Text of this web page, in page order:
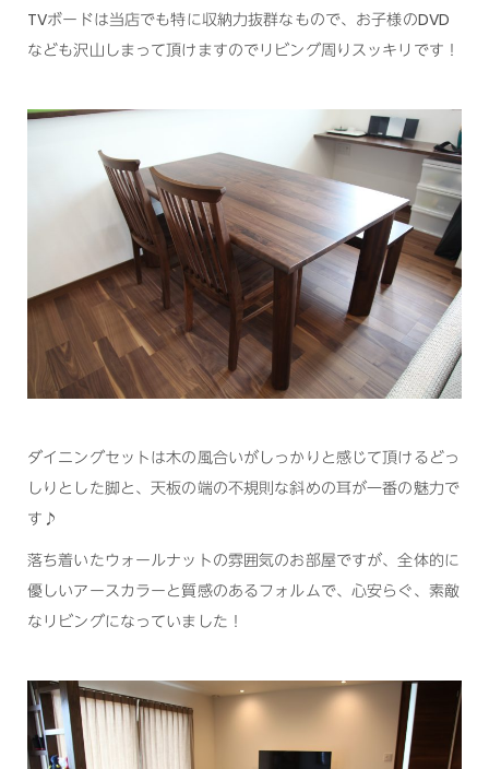
TVボードは当店でも特に収納力抜群なもので、お子様のDVD
なども沢山しまって頂けますのでリビング周りスッキリです！
ダイニングセットは木の風合いがしっかりと感じて頂けるどっ
しりとした脚と、天板の端の不規則な斜めの耳が一番の魅力で
す♪
落ち着いたウォールナットの雰囲気のお部屋ですが、全体的に
優しいアースカラーと質感のあるフォルムで、心安らぐ、素敵
なリビングになっていました！